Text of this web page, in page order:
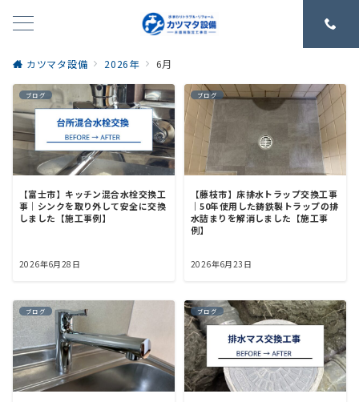
カツマタ設備 2026年 6月
ブログ
【富士市】キッチン混合水栓交換工
事｜シンクを取り外して安全に交換
しました【施工事例】
2026年6月28日
ブログ
【藤枝市】床排水トラップ交換工事
｜50年使用した鋳鉄製トラップの排
水詰まりを解消しました【施工事
例】
2026年6月23日
ブログ ブログ